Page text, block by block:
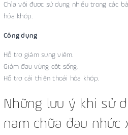
Chìa vôi được sử dụng nhiều trong các
hóa khớp.
Công dụng
Hỗ trợ giảm sưng viêm.
Giảm đau vùng cột sống.
Hỗ trợ cải thiện thoái hóa khớp.
Những lưu ý khi sử
nam chữa đau nhức